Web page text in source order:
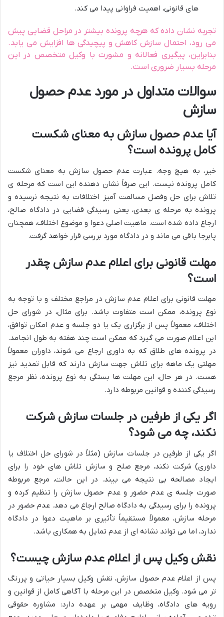
های قانونی، اهمیت فراوانی پیدا می کند.
تجربه نشان داده که هرچه پرونده بیشتر در مراحل قضایی پیش
می رود، احتمال سازش کاهش و پیچیدگی ها افزایش می یابد.
بنابراین، پیگیری فعالانه و مشورت با وکیل متخصص در این
مرحله بسیار ضروری است.
سوالات متداول در مورد عدم حصول
سازش
آیا عدم حصول سازش به معنای شکست
کامل پرونده است؟
خیر، به هیچ وجه. عبارت عدم حصول سازش به معنای شکست
کامل پرونده نیست. این صرفاً نشان دهنده این است که مرحله ی
تلاش برای حل وفصل مسالمت آمیز اختلافات به نتیجه نرسیده و
پرونده به مرحله ی بعدی، یعنی رسیدگی قضایی در دادگاه صالح،
ارجاع داده شده است. ماهیت اصلی دعوا و موضوع اختلاف، همچنان
پابرجا باقی می ماند و در دادگاه مورد بررسی قرار خواهد گرفت.
مهلت قانونی برای اعلام عدم سازش چقدر
است؟
مهلت قانونی برای اعلام عدم سازش در مراجع مختلف و با توجه به
نوع پرونده، ممکن است متفاوت باشد. برای مثال، در شورای حل
اختلاف، معمولاً پس از برگزاری یک یا دو جلسه و عدم امکان توافق،
این اعلام صورت می گیرد که ممکن است چند هفته به طول انجامد.
در پرونده های طلاق که به داوری ارجاع می شوند، داوران معمولاً
مهلتی یک ماهه برای تلاش جهت سازش دارند که قابل تمدید نیز
هست. در هر حال، این مهلت ها بستگی به نوع پرونده، نظر مرجع
رسیدگی کننده و قوانین مربوطه دارد.
اگر یکی از طرفین در جلسات سازش شرکت
نکند، چه می شود؟
اگر یکی از طرفین در جلسات سازش (مثلاً در شورای حل اختلاف یا
داوری) شرکت نکند، مرجع صلح و سازش تلاش های خود را برای
ایجاد مصالحه بی نتیجه می بیند. در این حالت، مرجع مربوطه
صورت جلسه ی عدم حضور و عدم حصول سازش را تنظیم کرده و
پرونده را برای رسیدگی به دادگاه صالح ارجاع می دهد. عدم حضور در
مرحله سازش، معمولاً مستقیماً تأثیری بر ماهیت دعوا در دادگاه
ندارد، اما می تواند نشانه ای از عدم تمایل به همکاری باشد.
نقش وکیل پس از اعلام عدم سازش چیست؟
پس از اعلام عدم حصول سازش، نقش وکیل بسیار حیاتی و پررنگ
تر می شود. وکیل متخصص در این مرحله با آگاهی کامل از قوانین و
رویه های دادگاه، وظایف مهمی بر عهده دارد: مشاوره حقوقی